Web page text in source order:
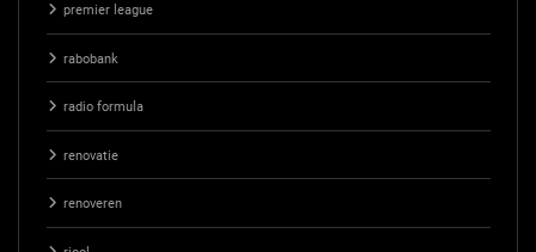
premier league
rabobank
radio formula
renovatie
renoveren